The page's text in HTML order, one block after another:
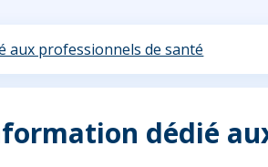
aux professionnels de santé
dédié